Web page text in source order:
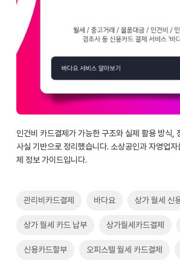
인건비 카드결제가 가능한 구조와 실제 활용 방식,
사실 기반으로 정리했습니다. 소상공인과 자영업
제 정보 가이드입니다.
관리비카드결제 바다요 상가 월세 신
상가 월세 카드 납부 상가월세카드결제
신용카드할부 오피스텔 월세 카드결제